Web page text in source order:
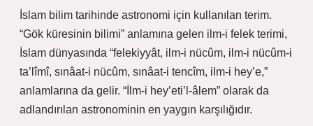
İslam bilim tarihinde astronomi için kullanılan terim.
“Gök küresinin bilimi” anlamına gelen ilm-i felek terimi,
İslam dünyasında “felekiyyât, ilm-i nücûm, ilm-i nücûm-i
ta’lîmî, sınâat-i nücûm, sınâat-i tencîm, ilm-i hey’e,”
anlamlarına da gelir. “İlm-i hey’eti’l-âlem” olarak da
adlandırılan astronominin en yaygın karşılığıdır.